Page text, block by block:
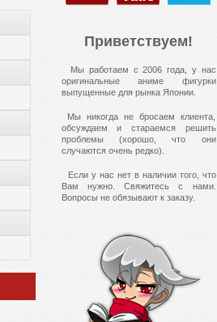
Приветствуем!
Мы работаем с 2006 года, у нас
оригинальные аниме фигурки
выпущенные для рынка Японии.
Мы никогда не бросаем клиента,
обсуждаем и стараемся решить
проблемы (хорошо, что они
случаются очень редко).
Если у нас нет в наличии того, что
Вам нужно. Свяжитесь с нами.
Вопросы не обязывают к заказу.